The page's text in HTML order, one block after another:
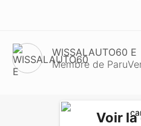
WISSALAUTO60 E
Membre de
Voir